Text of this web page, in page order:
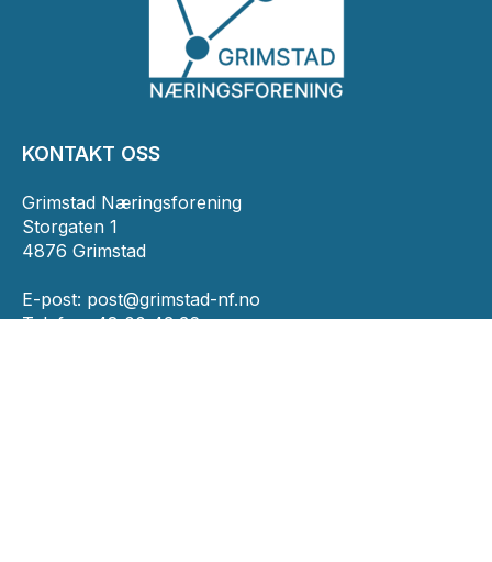
KONTAKT OSS
Grimstad Næringsforening
Storgaten 1
4876 Grimstad
E-post: post@grimstad-nf.no
Telefon: 48 00 43 36